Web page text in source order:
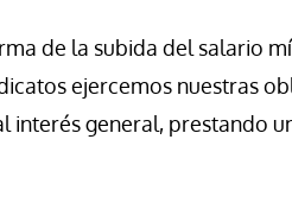
de la subida del salario
ejercemos nuestras
general, prestando